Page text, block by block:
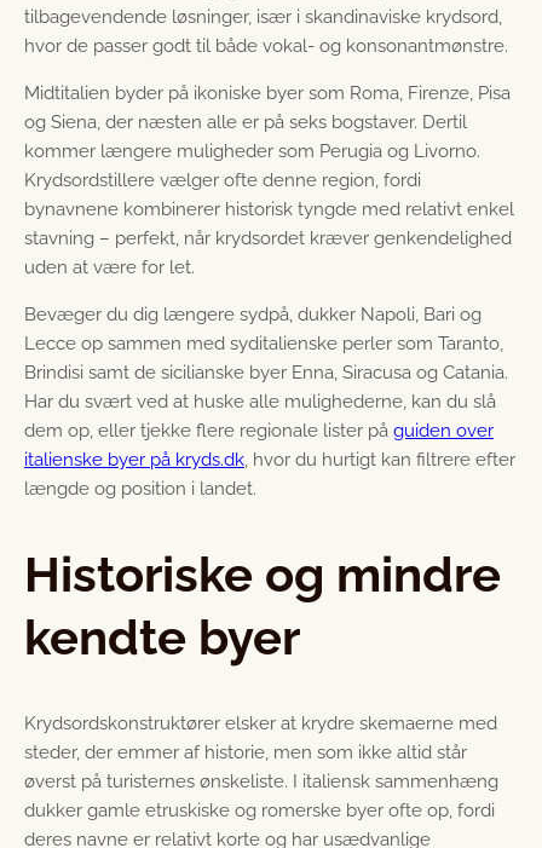
tilbagevendende løsninger, især i skandinaviske krydsord,
hvor de passer godt til både vokal- og konsonantmønstre.
Midtitalien byder på ikoniske byer som Roma, Firenze, Pisa
og Siena, der næsten alle er på seks bogstaver. Dertil
kommer længere muligheder som Perugia og Livorno.
Krydsordstillere vælger ofte denne region, fordi
bynavnene kombinerer historisk tyngde med relativt enkel
stavning – perfekt, når krydsordet kræver genkendelighed
uden at være for let.
Bevæger du dig længere sydpå, dukker Napoli, Bari og
Lecce op sammen med syditalienske perler som Taranto,
Brindisi samt de sicilianske byer Enna, Siracusa og Catania.
Har du svært ved at huske alle mulighederne, kan du slå
dem op, eller tjekke flere regionale lister på guiden over
italienske byer på kryds.dk, hvor du hurtigt kan filtrere efter
længde og position i landet.
Historiske og mindre
kendte byer
Krydsordskonstruktører elsker at krydre skemaerne med
steder, der emmer af historie, men som ikke altid står
øverst på turisternes ønskeliste. I italiensk sammenhæng
dukker gamle etruskiske og romerske byer ofte op, fordi
deres navne er relativt korte og har usædvanlige